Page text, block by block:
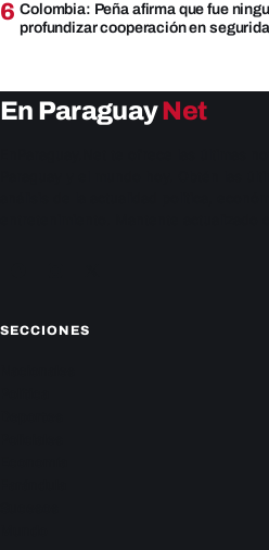
6 Colombia: Peña afirma que fue
profundizar cooperación en
En ParaguayNet
SECCIONES